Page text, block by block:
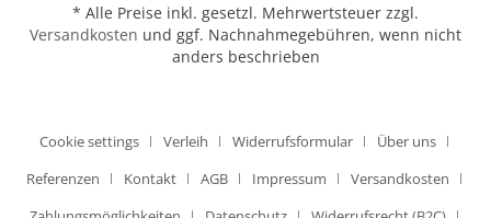
* Alle Preise inkl. gesetzl. Mehrwertsteuer zzgl.
Versandkosten und ggf. Nachnahmegebühren, wenn nicht
anders beschrieben
Cookie settings Verleih Widerrufsformular
Über uns
Referenzen
Kontakt AGB Impressum
Versandkosten